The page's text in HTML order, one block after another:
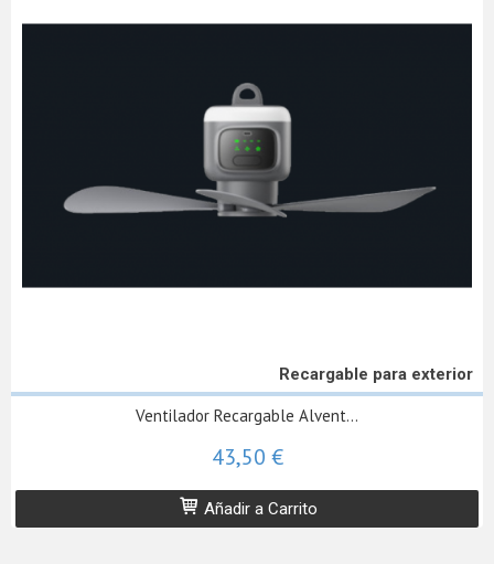
Recargable para exterior
Ventilador Recargable Alvent...
43,50 €
Añadir a Carrito